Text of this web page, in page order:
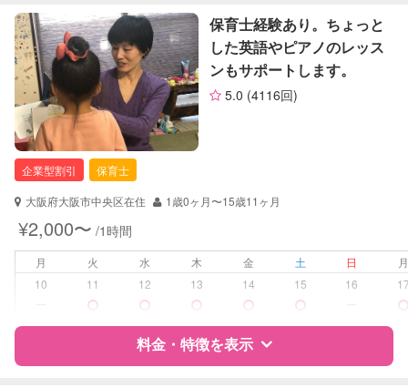
定期予約 お引き受けしていません
お子様の撮影
（定期特典）
対応不可
特徴 料金 レビュー
サポートの特徴
資格
自治体届出済ベビーシッター
保育士
対応可能/特徴
早朝対応
病児対応 病児、病後児、ともに不可
障がい児対応 対応可否は個別に相談
レッスン
絵・工作レッスン
保育士経験あり。ちょっと
した英語やピアノのレッス
ンもサポートします。
5.0 (4116回)
企業型割引
保育士
大阪府大阪市中央区在住
1歳0ヶ月〜15歳11ヶ月
¥2,000〜 /1時間
月 火 水 木 金 土 日
10
11 12 13 14 15 16
料金・特徴を表示